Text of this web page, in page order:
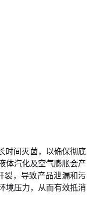
时间灭菌，以确保彻底
体汽化及空气膨胀会产
裂，导致产品泄漏和污
境压力，从而有效抵消